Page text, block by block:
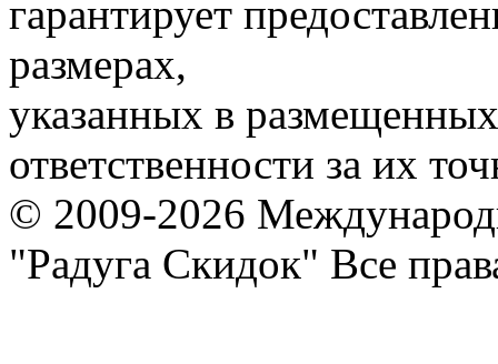
гарантирует
размерах,
указанных в
ответственности за их
© 2009-2026
"Радуга Скидок" Все